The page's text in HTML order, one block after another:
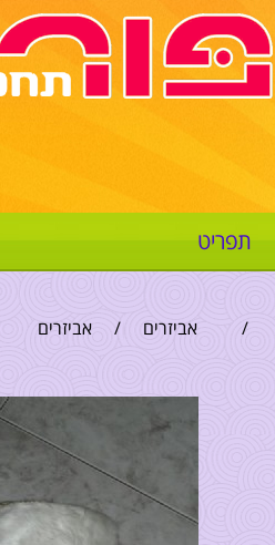
תפריט
/ אביזרים / אביזרים